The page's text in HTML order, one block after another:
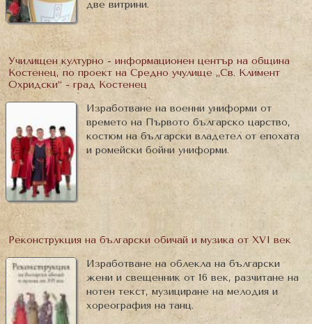
две витрини.
Училищен културно - информационен център на община
Костенец, по проект на Средно учулище „Св. Климент
Охридски“ - град Костенец
Изработване на военни униформи от
времето на Първото българско царство,
костюм на български владетел от епохата
и ромейски бойни униформи.
Реконструкция на български обичай и музика от XVI век
Изработване на облекла на български
жени и свещенник от 16 век, разчитане на
нотен текст, музициране на мелодия и
хореография на танц.